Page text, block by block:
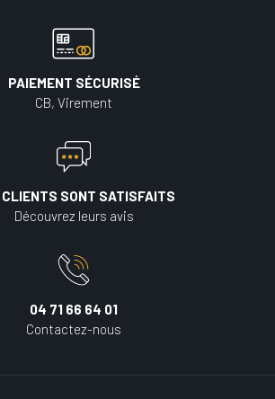
PAIEMENT SÉCURISÉ
CB, Virement
CLIENTS SONT SATISFAITS
Découvrez leurs avis
04 71 66 64 01
Contactez-nous